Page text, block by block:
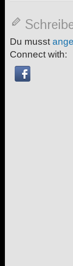
Du musst
Connect with: